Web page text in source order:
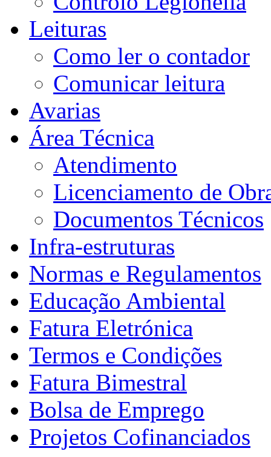
Leituras
Como ler o contador
Comunicar leitura
Avarias
Área Técnica
Atendimento
Licenciamento de
Documentos Técnicos
Infra-estruturas
Normas e Regulamentos
Educação Ambiental
Fatura Eletrónica
Termos e Condições
Fatura Bimestral
Bolsa de Emprego
Projetos Cofinanciados